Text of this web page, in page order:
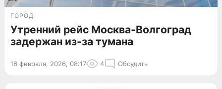
ГОРОД
Утренний рейс Москва-Волгоград
задержан из-за тумана
16 февраля, 2026, 08:17 4 Обсудить